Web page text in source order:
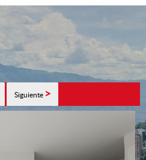
Siguiente >